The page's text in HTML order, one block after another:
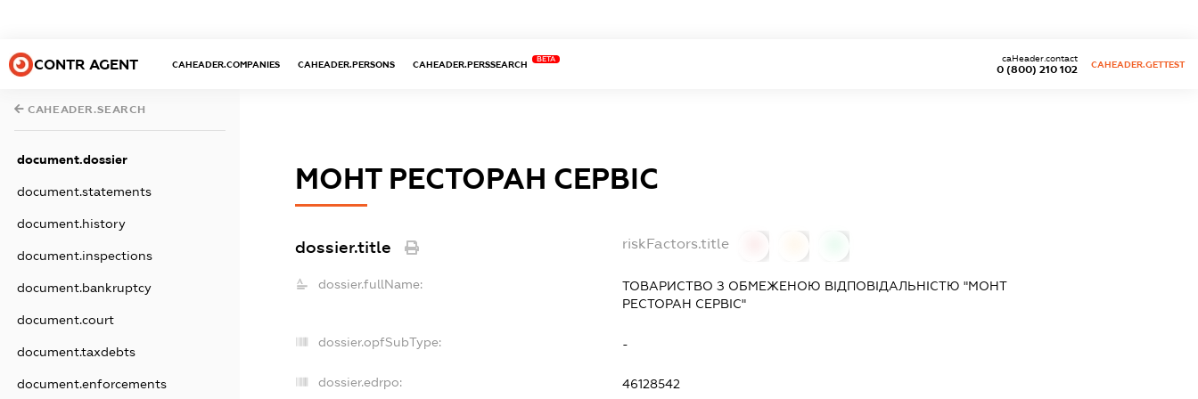
CONTR AGENT CAHEADER.COMPANIES CAHEADER.PERSONS CAHEADER.PERSSEARCH
BETA
0 (800) 210 102
caHeader.contact
CAHEADER.GETTEST
CAHEADER.SEARCH
document.dossier
document.statements
document.history
document.inspections
document.bankruptcy
document.court
document.taxdebts
document.enforcements
МОНТ РЕСТОРАН СЕРВІС
dossier.title riskFactors.title
dossier.fullName:
ТОВАРИСТВО З ОБМЕЖЕНОЮ ВІДПОВІДАЛЬНІСТЮ "МОНТ
РЕСТОРАН СЕРВІС"
dossier.opfSubType: -
dossier.edrpo: 46128542